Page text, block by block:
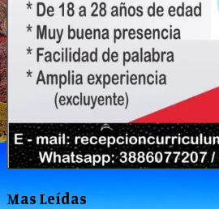
Mas Leídas